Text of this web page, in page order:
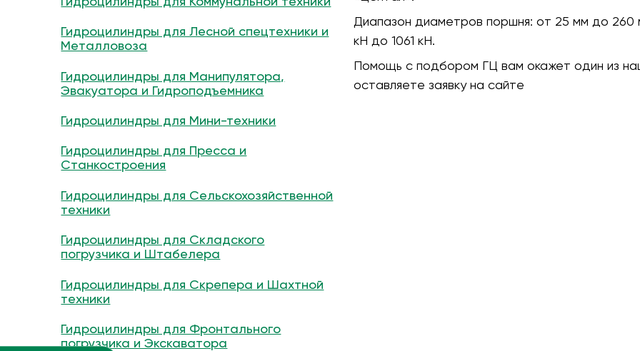
Гидроцилиндры для Лесной спецтехники и
Металловоза
Гидроцилиндры для Манипулятора,
Эвакуатора и Гидроподъемника
Гидроцилиндры для Мини-техники
Гидроцилиндры для Пресса и
Станкостроения
Гидроцилиндры для Сельскохозяйственной
техники
Гидроцилиндры для Складского
погрузчика и Штабелера
Гидроцилиндры для Скрепера и Шахтной
техники
Гидроцилиндры для Фронтального
погрузчика и Экскаватора
Диапазон диаметров поршня: от 25 мм до 260
кH до 1061 кН.
Помощь с подбором ГЦ вам окажет один из
оставляете заявку на сайте